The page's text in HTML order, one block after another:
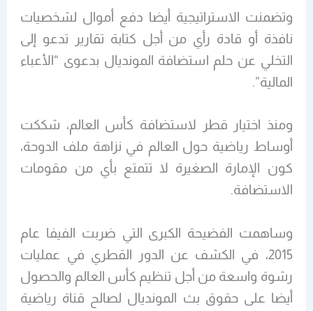
وتضمنت الاستراتيجية أيضا دفع أموال لشخصيات
نافذة أو قادة رأي من أجل كتابة تقارير تدعو إلى
التخلي عن حلم استضافة المونديال بدعوى “الأعباء
المالية”.
ومنذ اختيار قطر لاستضافة كأس العالم، شككت
أوساط رياضية حول العالم في نزاهة ملف الدوحة،
كون الإمارة الصغيرة لا تتمتع بأي من مقومات
الاستضافة.
وساهمت الفضيحة الكبرى التي ضربت الفيفا عام
2015، في الكشف عن الدور القطري في عمليات
رشوة واسعة من أجل تنظيم كأس العالم والحصول
أيضا على حقوق بث المونديال لصالح قناة رياضية